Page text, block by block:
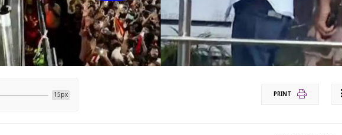
15px PRINT